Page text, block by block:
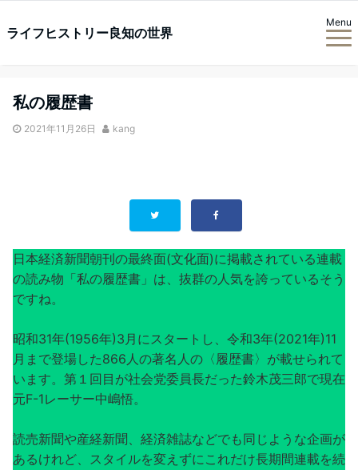
ライフヒストリー良知の世界
Menu
私の履歴書
2021年11月26日 kang
日本経済新聞朝刊の最終面(文化面)に掲載されている連載
の読み物「私の履歴書」は、抜群の人気を誇っているそう
ですね。
昭和31年(1956年)3月にスタートし、令和3年(2021年)11
月まで登場した866人の著名人の〈履歴書〉が載せられて
います。第１回目が社会党委員長だった鈴木茂三郎で現在
元F-1レーサー中嶋悟。
読売新聞や産経新聞、経済雑誌などでも同じような企画が
あるけれど、スタイルを変えずにこれだけ長期間連載を続